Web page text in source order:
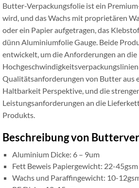
Butter-Verpackungsfolie ist ein
wird, und das Wachs mit proprietären
oder ein Papier aufgetragen, das
dünn Aluminiumfolie Gauge. Beide
entwickelt, um die Anforderungen an
Qualitätsanforderungen von Butter aus
Haltbarkeit Perspektive, und die
Leistungsanforderungen an die
Produkts.
Beschreibung von
Aluminium Dicke: 6 – 9um
Fett Beweis Papiergewicht: 22-45gsm
Wachs und Paraffingewicht: 10-